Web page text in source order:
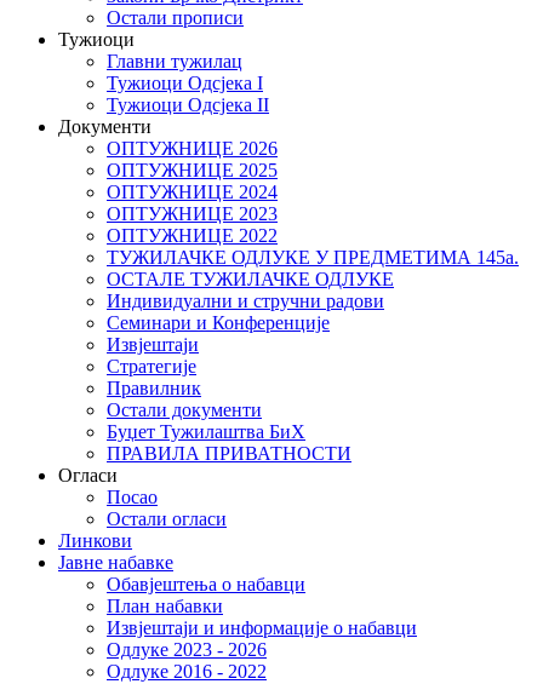
Остали прописи
Тужиоци
Главни тужилац
Тужиоци Oдсјекa I
Тужиоци Oдсјекa II
Документи
ОПТУЖНИЦЕ 2026
ОПТУЖНИЦЕ 2025
ОПТУЖНИЦЕ 2024
ОПТУЖНИЦЕ 2023
ОПТУЖНИЦЕ 2022
ТУЖИЛАЧКЕ ОДЛУКЕ У ПРЕДМЕТИМА 145а.
ОСТАЛЕ ТУЖИЛАЧКЕ ОДЛУКЕ
Индивидуални и стручни радови
Семинари и Конференције
Извјештаји
Стратегије
Правилник
Остали документи
Буџет Тужилаштва БиХ
ПРАВИЛА ПРИВАТНОСТИ
Огласи
Посао
Остали огласи
Линкови
Јавне набавке
Обавјештења о набавци
План набавки
Извјештаји и информације о набавци
Одлуке 2023 - 2026
Одлуке 2016 - 2022